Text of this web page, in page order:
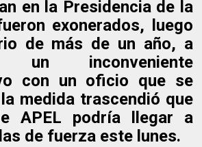
en la Presidencia de la
exonerados, luego
de más de un año, a
inconveniente
con un oficio que se
medida trascendió que
APEL podría llegar a
de fuerza este lunes.